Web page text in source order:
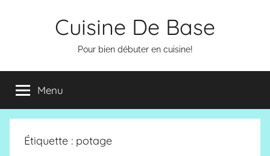
Cuisine De Base
Pour bien débuter en cuisine!
Menu
Étiquette : potage